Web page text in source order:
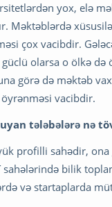
yox, elə
Məktəblərdə
çox vacibdir.
olarsa o ölkə də
görə də məktəb
vacibdir.
tələbələrə nə
profilli sahədir,
sahələrində bilik
və startaplarda